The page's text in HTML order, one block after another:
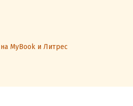
MyBook и Литрес